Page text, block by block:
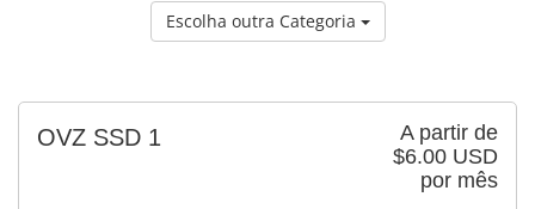
Escolha outra Categoria
A partir de
$6.00 USD
por mês
OVZ SSD 1